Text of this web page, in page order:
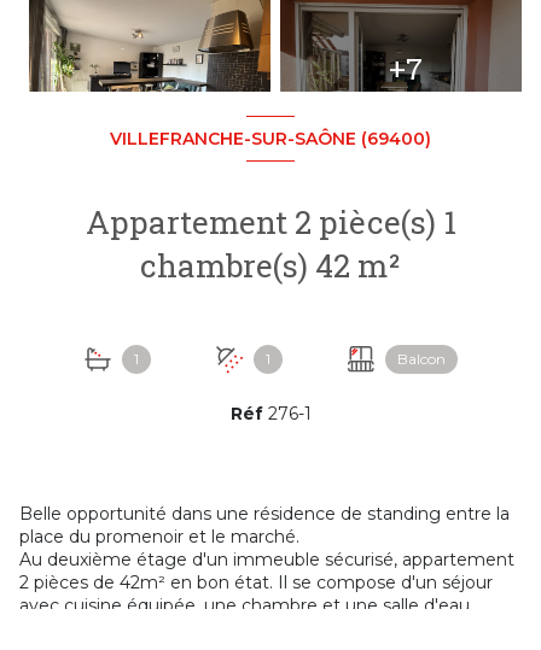
+7
VILLEFRANCHE-SUR-SAÔNE (69400)
Appartement 2 pièce(s) 1
chambre(s) 42 m²
1 1 Balcon
Réf 276-1
Belle opportunité dans une résidence de standing entre la
place du promenoir et le marché.
Au deuxième étage d'un immeuble sécurisé, appartement
2 pièces de 42m² en bon état. Il se compose d'un séjour
avec cuisine équipée, une chambre et une salle d'eau.